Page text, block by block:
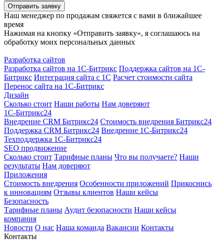
Отправить заявку
Наш менеджер по продажам свяжется с вами в ближайшее
время
Нажимая на кнопку «Отправить заявку», я соглашаюсь на
обработку моих персональных данных
Разработка сайтов
Разработка сайтов на 1С-Битрикс Поддержка сайтов на 1С-
Битрикс Интеграция сайта с 1С Расчет стоимости сайта
Перенос сайта на 1С-Битрикс
Дизайн
Сколько стоит Наши работы Нам доверяют
1С-Битрикс24
Внедрение CRM Битрикс24 Стоимость внедрения Битрикс24
Поддержка CRM Битрикс24 Внедрение 1С-Битрикс24
Техподдержка 1С-Битрикс24
SEO продвижение
Сколько стоит Тарифные планы Что вы получаете? Наши
результаты Нам доверяют
Приложения
Стоимость внедрения Особенности приложений Прикоснись
к инновациям Отзывы клиентов Наши кейсы
Безопасность
Тарифные планы Аудит безопасности Наши кейсы
компания
Новости О нас Наша команда Вакансии Контакты
Контакты